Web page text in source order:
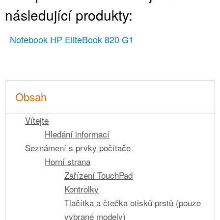
následující produkty:
Notebook HP EliteBook 820 G1
Obsah
Vítejte
Hledání informací
Seznámení s prvky počítače
Horní strana
Zařízení TouchPad
Kontrolky
Tlačítka a čtečka otisků prstů (pouze
vybrané modely)